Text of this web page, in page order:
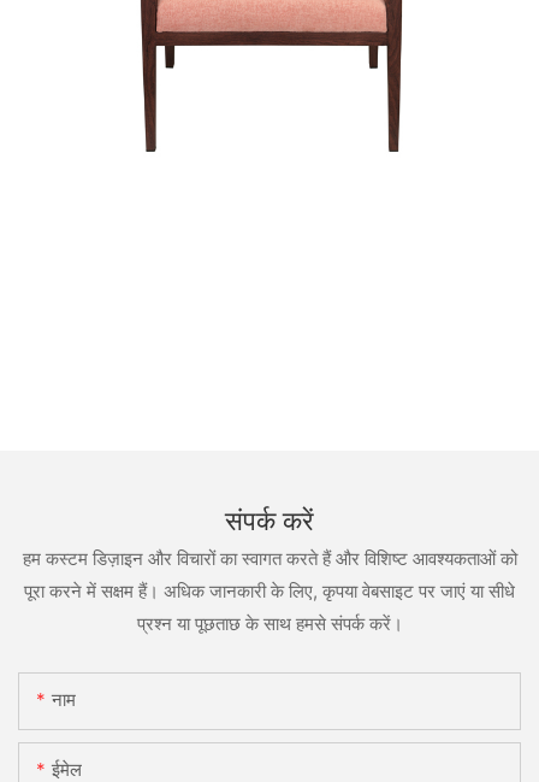
संपर्क करें
हम कस्टम डिज़ाइन और विचारों का स्वागत करते हैं और विशिष्ट आवश्यकताओं को
पूरा करने में सक्षम हैं। अधिक जानकारी के लिए, कृपया वेबसाइट पर जाएं या सीधे
प्रश्न या पूछताछ के साथ हमसे संपर्क करें।
नाम
ईमेल